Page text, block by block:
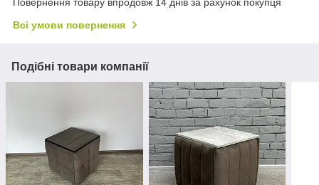
Повернення товару впродовж 14 днів за рахунок покупця
Всі умови повернення
Подібні товари компанії